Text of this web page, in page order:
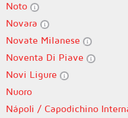
Noto
Novara
Novate Milanese
Noventa Di Piave
Novi Ligure
Nuoro
Nápoli / Capodichino